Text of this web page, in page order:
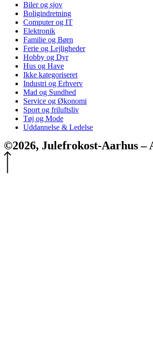
Biler og sjov
Boligindretning
Computer og IT
Elektronik
Familie og Børn
Ferie og Lejligheder
Hobby og Dyr
Hus og Have
Ikke kategoriseret
Industri og Erhverv
Mad og Sundhed
Service og Økonomi
Sport og friluftsliv
Tøj og Mode
Uddannelse & Ledelse
©2026, Julefrokost-Aarhus –